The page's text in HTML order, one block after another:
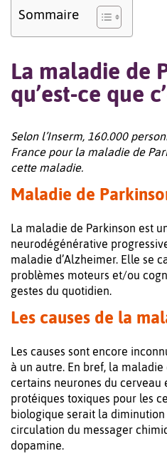
Sommaire
La maladie de
qu’est-ce que
Selon l’Inserm, 160.000
France pour la maladie de
cette maladie.
Maladie de
La maladie de Parkinson est
neurodégénérative
maladie d’Alzheimer. Elle se
problèmes moteurs et/ou
gestes du quotidien.
Les causes de la
Les causes sont encore
à un autre. En bref, la
certains neurones du cerveau
protéiques toxiques pour les
biologique serait la
circulation du messager
dopamine.